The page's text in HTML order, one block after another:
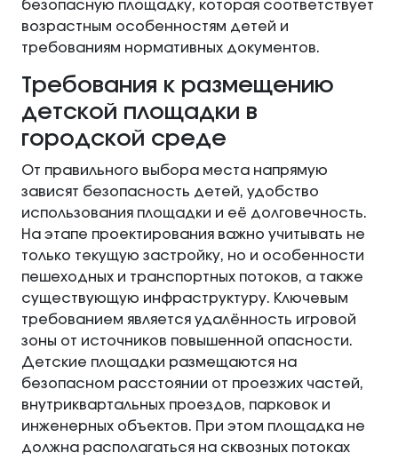
безопасную площадку, которая соответствует
возрастным особенностям детей и
требованиям нормативных документов.
Требования к размещению
детской площадки в
городской среде
От правильного выбора места напрямую
зависят безопасность детей, удобство
использования площадки и её долговечность.
На этапе проектирования важно учитывать не
только текущую застройку, но и особенности
пешеходных и транспортных потоков, а также
существующую инфраструктуру. Ключевым
требованием является удалённость игровой
зоны от источников повышенной опасности.
Детские площадки размещаются на
безопасном расстоянии от проезжих частей,
внутриквартальных проездов, парковок и
инженерных объектов. При этом площадка не
должна располагаться на сквозных потоках